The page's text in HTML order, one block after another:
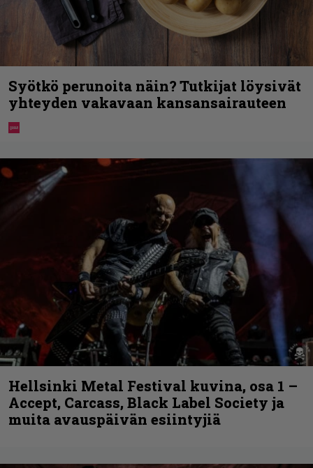
Syötkö perunoita näin? Tutkijat löysivät
yhteyden vakavaan kansansairauteen
Hellsinki Metal Festival kuvina, osa 1 –
Accept, Carcass, Black Label Society ja
muita avauspäivän esiintyjiä